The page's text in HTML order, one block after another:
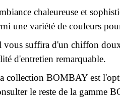
chaleureuse et
une variété de couleurs
vous suffira d'un chiffon
d'entretien remarquable.
collection BOMBAY est
le reste de la gamme